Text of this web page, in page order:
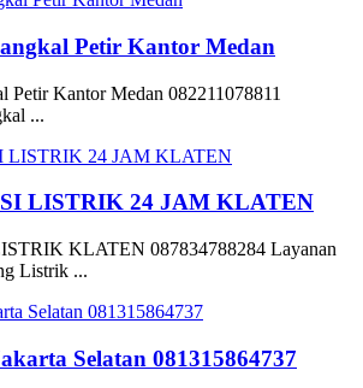
Petir Kantor Medan
Petir Kantor Medan 082211078811
...
LISTRIK 24 JAM KLATEN
KLATEN 087834788284 Layanan
Listrik ...
Selatan 081315864737